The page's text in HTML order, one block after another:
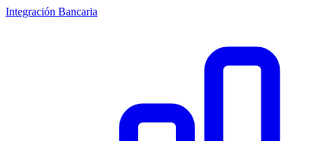
Integración Bancaria